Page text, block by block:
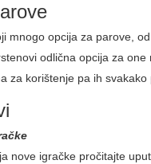
mnogo opcija za parove,
odlična opcija za
za korištenje pa ih
nove igračke pročitajte